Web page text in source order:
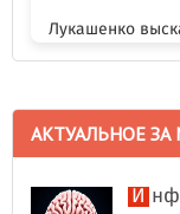
Лукашенко
АКТУАЛЬНОЕ ЗА